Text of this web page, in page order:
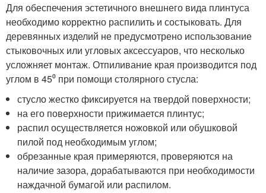
Для обеспечения эстетичного внешнего вида плинтуса
необходимо корректно распилить и состыковать. Для
деревянных изделий не предусмотрено использование
стыковочных или угловых аксессуаров, что несколько
усложняет монтаж. Отпиливание края производится под
углом в 45⁰ при помощи столярного стусла:
стусло жестко фиксируется на твердой поверхности;
на его поверхности прижимается плинтус;
распил осуществляется ножовкой или обушковой
пилой под необходимым углом;
обрезанные края примеряются, проверяются на
наличие зазора, дорабатываются при необходимости
наждачной бумагой или распилом.